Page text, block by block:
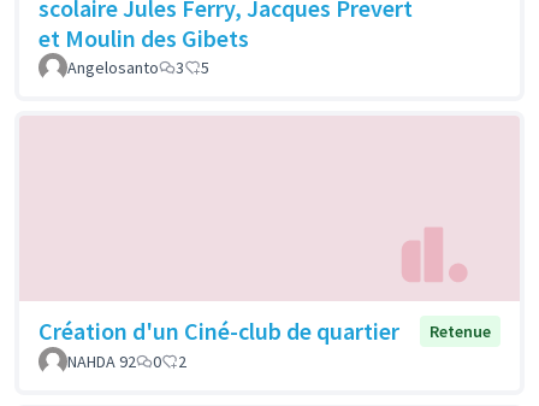
scolaire Jules Ferry, Jacques Prevert
et Moulin des Gibets
Angelosanto 3 5
Création d'un Ciné-club de quartier
Retenue
NAHDA 92
0 2